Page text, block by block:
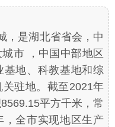
，是湖北省省会，中
市 ，中国中部地区
基地、科教基地和综
驻地。截至2021年
平方千米，常
，全市实现地区生产